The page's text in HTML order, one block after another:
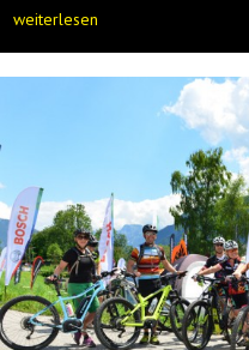
weiterlesen